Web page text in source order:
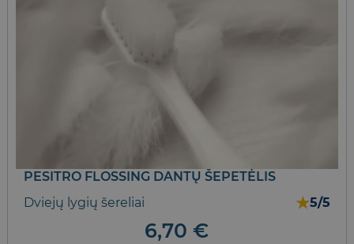
PESITRO FLOSSING DANTŲ ŠEPETĖLIS
Dviejų lygių šereliai
★5/5
6,70€